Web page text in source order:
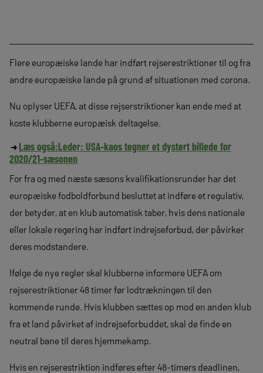
Flere europæiske lande har indført rejserestriktioner til og fra
andre europæiske lande på grund af situationen med corona.
Nu oplyser UEFA, at disse rejserstriktioner kan ende med at
koste klubberne europæisk deltagelse.
Læs også:Leder: USA-kaos tegner et dystert billede for
2020/21-sæsonen
For fra og med næste sæsons kvalifikationsrunder har det
europæiske fodboldforbund besluttet at indføre et regulativ,
der betyder, at en klub automatisk taber, hvis dens nationale
eller lokale regering har indført indrejseforbud, der påvirker
deres modstandere.
Ifølge de nye regler skal klubberne informere UEFA om
rejserestriktioner 48 timer før lodtrækningen til den
kommende runde. Hvis klubben sættes op mod en anden klub
fra et land påvirket af indrejseforbuddet, skal de finde en
neutral bane til deres hjemmekamp.
Hvis en rejserestriktion indføres efter 48-timers deadlinen,